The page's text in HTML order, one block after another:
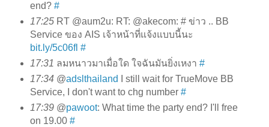
end? #
17:25RT @aum2u: RT: @akecom: # ข่าว .. BB
Service ของ AIS เจ้าหน้าที่แจ้งแบบนี้นะ
bit.ly/5c06fl #
17:31 ลมหนาวมาเมื่อใด ใจฉันมันยิ่งเหงา #
17:34@adslthailand I still wait for TrueMove BB
Service, I don't want to chg number #
17:39@pawoot: What time the party end? I'll free
on 19.00 #